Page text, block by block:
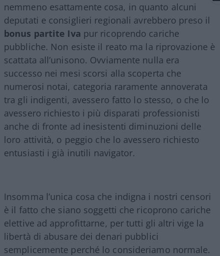
nemmeno esattamente cosa, in quanto alcuni
deputati e consiglieri regionali avrebbero preso il
bonus partite Iva pur ricoprendo cariche
pubbliche. Non esiste il reato ma la riprovazione è
scattata all’unisono. Ovviamente nulla era
successo nei mesi scorsi alla scoperta che
numerosi notai, categoria raramente annoverata
tra gli indigenti, avessero fatto lo stesso, o che lo
avessero richiesto i più disparati professionisti
anche di fronte ad inesistenti diminuzioni delle
loro attività, o peggio che lo avessero richiesto
entusiasti i già inutili navigator.
Insomma l’unica cosa che indigna i nostri censori
è il fatto che siano soggetti che ricoprono cariche
elettive ad approfittarne, per tutti gli altri vige la
libertà di abusare dei denari pubblici
semplicemente perché lo consideriamo normale.